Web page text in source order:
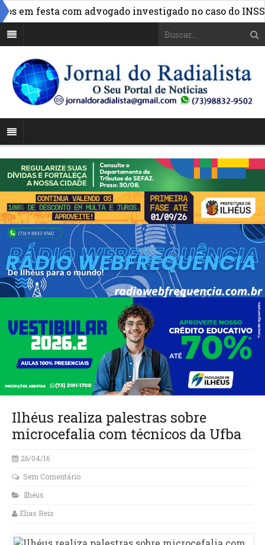
festa com advogado investigado no caso do INSS »
Ilhéus realiza palestras sobre
microcefalia com técnicos da Ufba
26/04/16
Sem Comentário
Ilhéus
Elias Reis